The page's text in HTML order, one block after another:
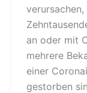
an oder mit
mehrere
einer
gestorben